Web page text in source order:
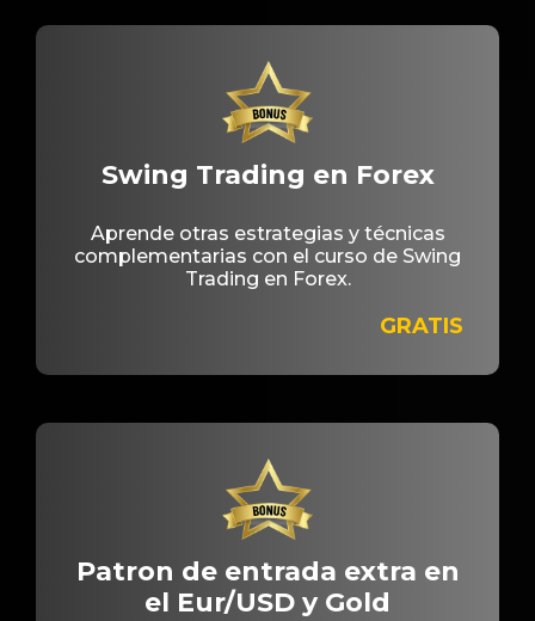
Swing Trading en Forex
Aprende otras estrategias y técnicas
complementarias con el curso de Swing
Trading en Forex.
GRATIS
Patron de entrada extra en
el Eur/USD y Gold